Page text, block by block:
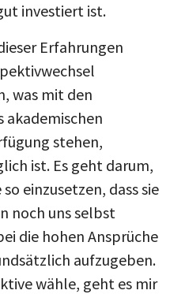
investiert ist.
Erfahrungen
was mit den
akademischen
stehen,
ist. Es geht darum,
einzusetzen, dass sie
noch uns selbst
die hohen Ansprüche
aufzugeben.
wähle, geht es mir